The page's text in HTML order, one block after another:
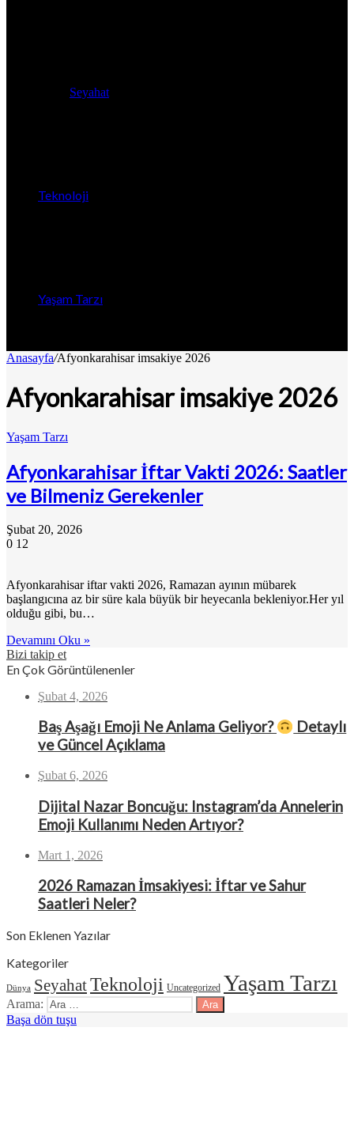
Seyahat
Teknoloji
Yaşam Tarzı
Anasayfa/Afyonkarahisar imsakiye 2026
Afyonkarahisar imsakiye 2026
Yaşam Tarzı
Afyonkarahisar İftar Vakti 2026: Saatler
ve Bilmeniz Gerekenler
Şubat 20, 2026
0 12
Afyonkarahisar iftar vakti 2026, Ramazan ayının mübarek
başlangıcına az bir süre kala büyük bir heyecanla bekleniyor.Her yıl
olduğu gibi, bu…
Devamını Oku »
Bizi takip et
En Çok Görüntülenenler
Şubat 4, 2026
Baş Aşağı Emoji Ne Anlama Geliyor?
Detaylı
ve Güncel Açıklama
Şubat 6, 2026
Dijital Nazar Boncuğu: Instagram’da Annelerin
Emoji Kullanımı Neden Artıyor?
Mart 1, 2026
2026 Ramazan İmsakiyesi: İftar ve Sahur
Saatleri Neler?
Son Eklenen Yazılar
Kategoriler
Dünya SeyahatTeknoloji Uncategorized Yaşam Tarzı
Arama:
Başa dön tuşu